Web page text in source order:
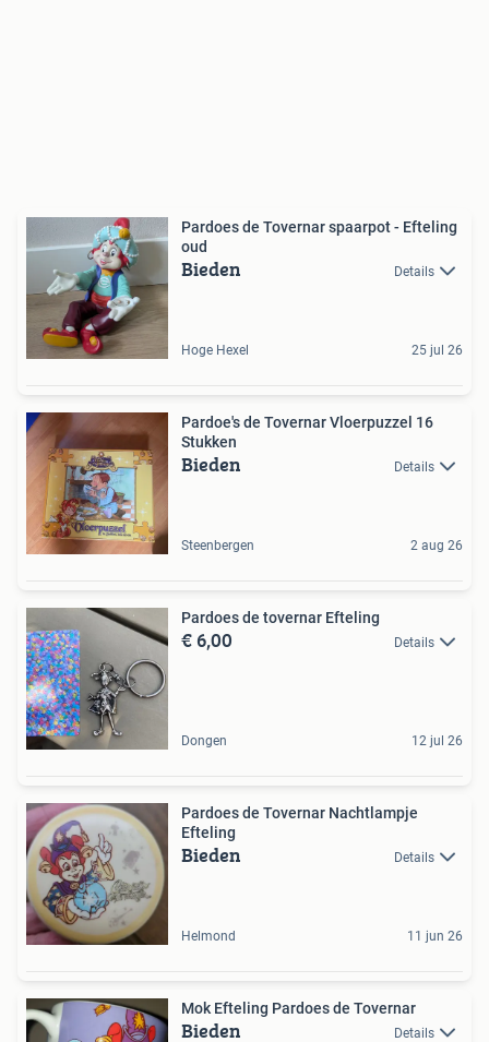
Pardoes de Tovernar spaarpot - Efteling
oud
Bieden Details
Hoge Hexel 25 jul 26
Pardoe's de Tovernar Vloerpuzzel 16
Stukken
Bieden Details
Steenbergen 2 aug 26
Pardoes de tovernar Efteling
€ 6,00 Details
Dongen 12 jul 26
Pardoes de Tovernar Nachtlampje
Efteling
Bieden Details
Helmond 11 jun 26
Mok Efteling Pardoes de Tovernar
Bieden Details